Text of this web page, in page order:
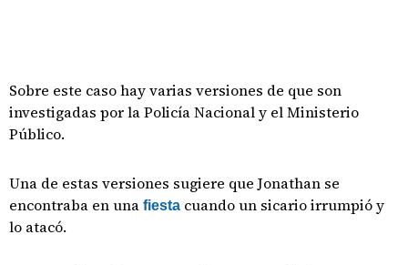
Sobre este caso hay varias versiones de que son
investigadas por la Policía Nacional y el Ministerio
Público.
Una de estas versiones sugiere que Jonathan se
encontraba en una fiesta cuando un sicario irrumpió y
lo atacó.